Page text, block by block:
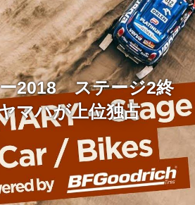
2018 ステージ2終
マハが上位独占